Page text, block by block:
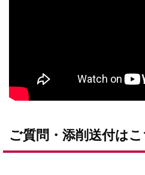
ご質問・添削送付は